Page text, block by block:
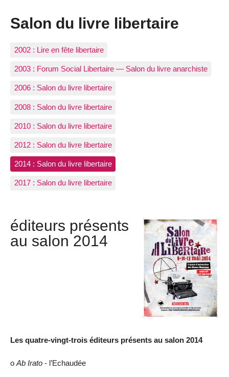
Salon du livre libertaire
2002 : Lire en fête libertaire
2003 : Forum Social Libertaire — Salon du livre anarchiste
2006 : Salon du livre libertaire
2008 : Salon du livre libertaire
2010 : Salon du livre libertaire
2012 : Salon du livre libertaire
2014 : Salon du livre libertaire
2017 : Salon du livre libertaire
éditeurs présents
au salon 2014
Les quatre-vingt-trois éditeurs présents au salon 2014
ο Ab Irato - l’Echaudée